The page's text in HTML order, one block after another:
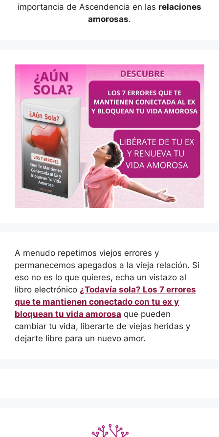
importancia de Ascendencia en las relaciones
amorosas.
A menudo repetimos viejos errores y
permanecemos apegados a la vieja relación. Si
eso no es lo que quieres, echa un vistazo al
libro electrónico ¿Todavía sola? Los 7 errores
que te mantienen conectado con tu ex y
bloquean tu vida amorosa que pueden
cambiar tu vida, liberarte de viejas heridas y
dejarte libre para un nuevo amor.